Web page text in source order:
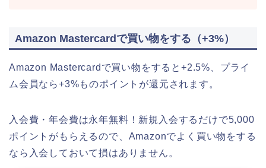
Amazon Mastercardで買い物をする（+3%）
Amazon Mastercardで買い物をすると+2.5%、プライ
ム会員なら+3%ものポイントが還元されます。
入会費・年会費は永年無料！新規入会するだけで5,000
ポイントがもらえるので、Amazonでよく買い物をする
なら入会しておいて損はありません。